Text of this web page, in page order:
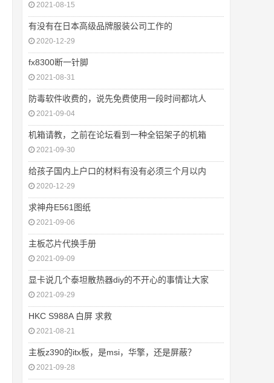
2021-08-15
有没有在日本高级品牌服装公司工作的
2020-12-29
fx8300断一针脚
2021-08-31
防毒软件收费的，说先免费使用一段时间都坑人
2021-09-04
机箱请教，之前在论坛看到一种全铝架子的机箱
2021-09-30
给孩子国内上户口的材料有没有必须三个月以内
2020-12-29
求神舟E561图纸
2021-09-06
主板芯片代换手册
2021-09-09
显卡说几个泰坦散热器diy的不开心的事情让大家
2021-09-29
HKC S988A 白屏 求救
2021-08-21
主板z390的itx板，是msi，华擎，还是屏蔽？
2021-09-28